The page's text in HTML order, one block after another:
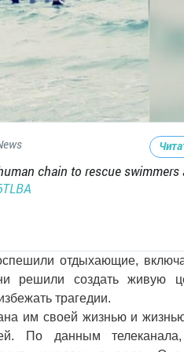
chain to rescue swimmers
отдыхающие,
решили создать живую
трагедии.
им своей жизнью и
По данным